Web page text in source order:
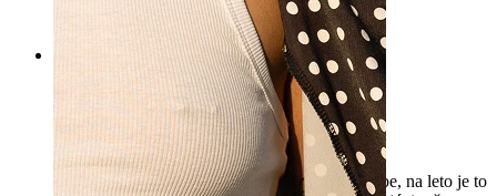
Preložené pomocou AI Zobraziť pôvodný text
Pekný
Veľmi pekné piercing. Vzal som ho v zlatej farbe, na leto je to